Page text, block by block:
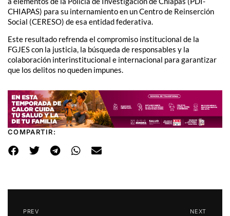
CHIAPAS) para su internamiento en un Centro de Reinserción
Social (CERESO) de esa entidad federativa.
Este resultado refrenda el compromiso institucional de la
FGJES con la justicia, la búsqueda de responsables y la
colaboración interinstitucional e internacional para garantizar
que los delitos no queden impunes.
COMPARTIR:
PREV NEXT